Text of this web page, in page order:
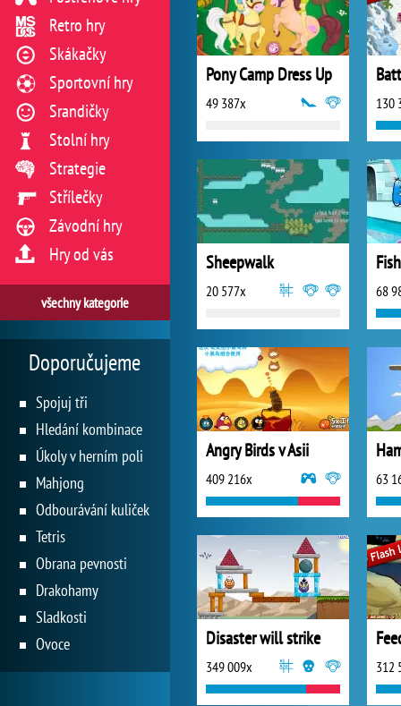
Pony Camp Dress Up
49 387x 130
Sheepwalk
20 577x 68
Angry Birds v Asii
409 216x 63
Disaster will strike
349 009x 312
Retro hry
Skákačky
Sportovní hry
Srandičky
Stolní hry
Strategie
Střílečky
Závodní hry
Hry od vás
všechny kategorie
Doporučujeme
Spojuj tři
Hledání kombinace
Úkoly v herním poli
Mahjong
Odbourávání kuliček
Tetris
Obrana pevnosti
Drakohamy
Sladkosti
Ovoce